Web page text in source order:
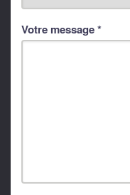
Votre message *